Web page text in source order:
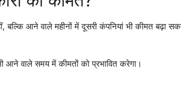
आने वाले महीनों में दूसरी कंपनियां भी कीमत बढ़ा
आने वाले समय में कीमतों को प्रभावित करेगा।